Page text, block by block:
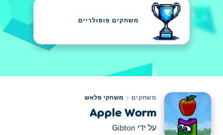
משחקים פופולריים
משחקים משחקי פלאש
Apple Worm
על ידי Gibton